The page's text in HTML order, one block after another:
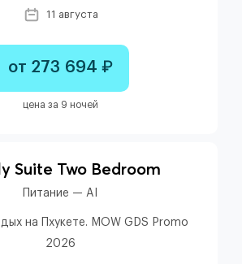
11 августа
от 273 694 ₽
цена за 9 ночей
Suite Two Bedroom
Питание — AI
на Пхукете. MOW GDS Promo
2026